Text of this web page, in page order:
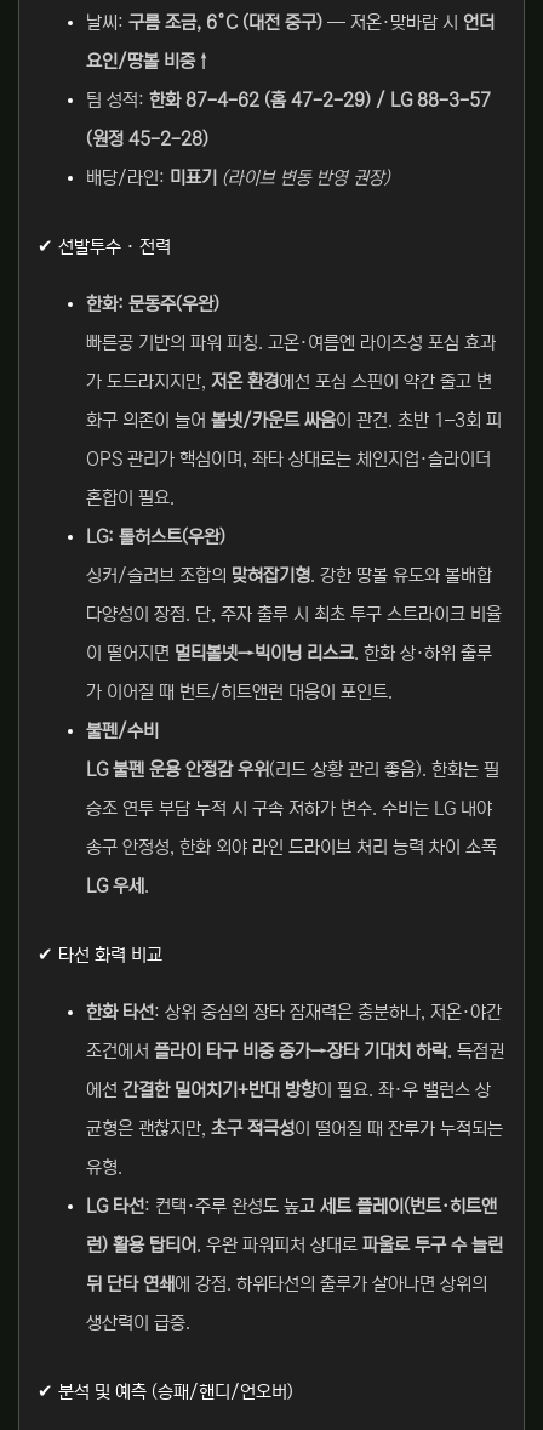
날씨: 구름 조금, 6°C (대전 중구) — 저온·맞바람 시 언더
요인/땅볼 비중↑
팀 성적: 한화 87-4-62 (홈 47-2-29) / LG 88-3-57
(원정 45-2-28)
배당/라인: 미표기 (라이브 변동 반영 권장)
✔ 선발투수 · 전력
한화: 문동주(우완)
빠른공 기반의 파워 피칭. 고온·여름엔 라이즈성 포심 효과
가 도드라지지만, 저온 환경에선 포심 스핀이 약간 줄고 변
화구 의존이 늘어 볼넷/카운트 싸움이 관건. 초반 1–3회 피
OPS 관리가 핵심이며, 좌타 상대로는 체인지업·슬라이더
혼합이 필요.
LG: 톨허스트(우완)
싱커/슬러브 조합의 맞혀잡기형. 강한 땅볼 유도와 볼배합
다양성이 장점. 단, 주자 출루 시 최초 투구 스트라이크 비율
이 떨어지면 멀티볼넷→빅이닝 리스크. 한화 상·하위 출루
가 이어질 때 번트/히트앤런 대응이 포인트.
불펜/수비
LG 불펜 운용 안정감 우위(리드 상황 관리 좋음). 한화는 필
승조 연투 부담 누적 시 구속 저하가 변수. 수비는 LG 내야
송구 안정성, 한화 외야 라인 드라이브 처리 능력 차이 소폭
LG 우세 .
✔ 타선 화력 비교
한화 타선: 상위 중심의 장타 잠재력은 충분하나, 저온·야간
조건에서 플라이 타구 비중 증가→장타 기대치 하락. 득점권
에선 간결한 밀어치기+반대 방향이 필요. 좌·우 밸런스 상
균형은 괜찮지만, 초구 적극성이 떨어질 때 잔루가 누적되는
유형.
LG 타선: 컨택·주루 완성도 높고 세트 플레이(번트·히트앤
런) 활용 탑티어. 우완 파워피처 상대로 파울로 투구 수 늘린
뒤 단타 연쇄에 강점. 하위타선의 출루가 살아나면 상위의
생산력이 급증.
✔ 분석 및 예측 (승패/핸디/언오버)